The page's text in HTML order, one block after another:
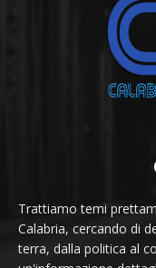
Trattiamo temi
Calabria, cercando di
terra, dalla politica al